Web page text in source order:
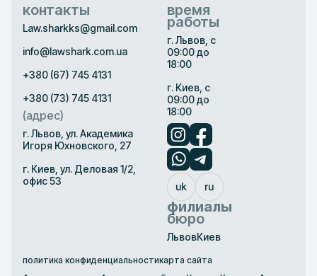
контакты
Law.sharkks@gmail.com
info@lawshark.com.ua
+380 (67) 745 4131
+380 (73) 745 4131
(адрес)
г. Львов, ул. Академика
Игоря Юхновского, 27
г. Киев, ул. Деловая 1/2,
офис 53
время
работы
г. Львов, с
09:00 до
18:00
г. Киев, с
09:00 до
18:00
uk ru
филиалы
бюро
ЛьвовКиев
политика конфиденциальностикарта сайта